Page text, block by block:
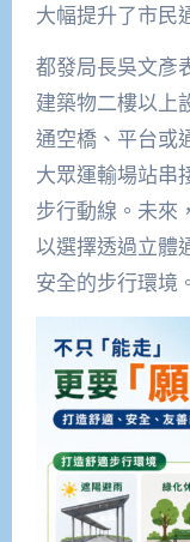
大幅提升了市民
都發局長吳文彥
建築物二樓以上
通空橋、平台或
大眾運輸場站串
步行動線。未來
以選擇透過立體
安全的步行環境。